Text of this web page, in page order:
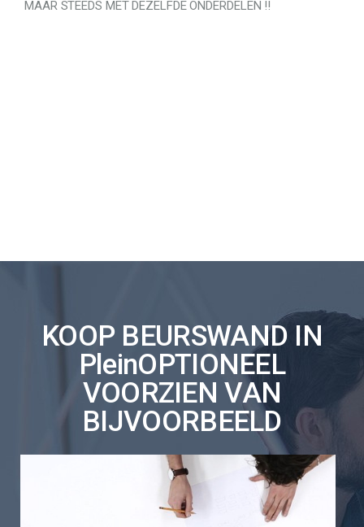
MAAR STEEDS MET DEZELFDE ONDERDELEN !!
KOOP BEURSWAND IN
PleinOPTIONEEL
VOORZIEN VAN
BIJVOORBEELD